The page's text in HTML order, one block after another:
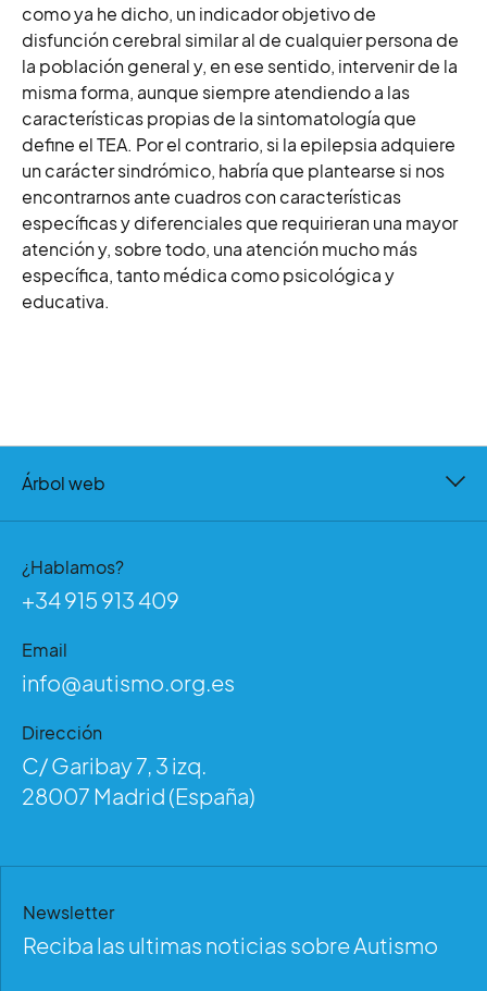
como ya he dicho, un indicador objetivo de
disfunción cerebral similar al de cualquier persona de
la población general y, en ese sentido, intervenir de la
misma forma, aunque siempre atendiendo a las
características propias de la sintomatología que
define el TEA. Por el contrario, si la epilepsia adquiere
un carácter sindrómico, habría que plantearse si nos
encontrarnos ante cuadros con características
específicas y diferenciales que requirieran una mayor
atención y, sobre todo, una atención mucho más
específica, tanto médica como psicológica y
educativa.
Árbol web
¿Hablamos?
+34 915 913 409
Email
info@autismo.org.es
Dirección
C/ Garibay 7, 3 izq.
28007 Madrid (España)
Newsletter
Reciba las ultimas noticias sobre Autismo